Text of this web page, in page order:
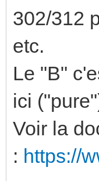
302/312
etc.
Le "B"
ici
Voir la
: https://